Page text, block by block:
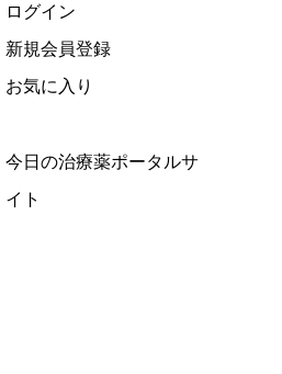
ログイン
新規会員登録
お気に入り
今日の治療薬ポータルサ
イト